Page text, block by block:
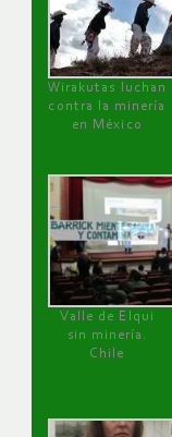
Wirakutas luchan
contra la minería
en México
Valle de Elqui
sin minería.
Chile